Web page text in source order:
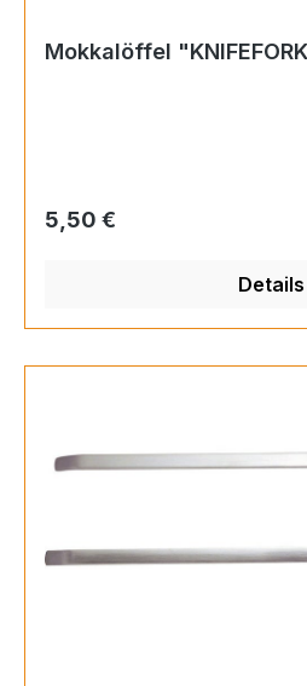
Mokkalöffel
Regulärer Preis:
5,50 €
Details